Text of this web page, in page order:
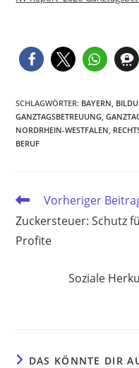
SCHLAGWÖRTER: BAYERN
GANZTAGSBETREUUNG
NORDRHEIN-WESTFALEN
BERUF
Weitere
ansehen
Vorheriger
Zuckersteuer: Schutz
Profite
Soziale
DAS KÖNNTE DIR